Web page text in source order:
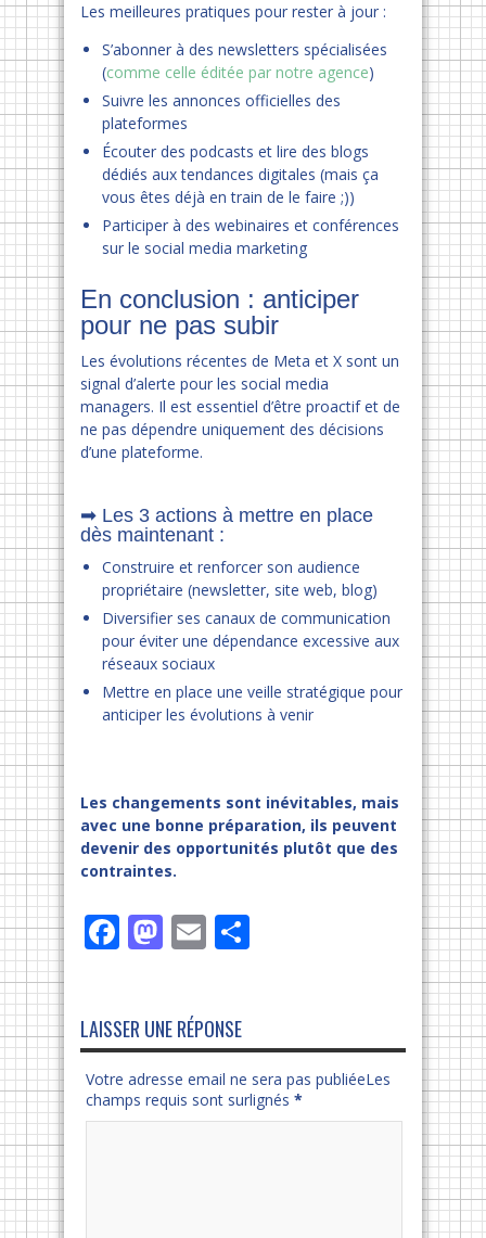
Les meilleures pratiques pour rester à jour :
S’abonner à des newsletters spécialisées
(comme celle éditée par notre agence)
Suivre les annonces officielles des
plateformes
Écouter des podcasts et lire des blogs
dédiés aux tendances digitales (mais ça
vous êtes déjà en train de le faire ;))
Participer à des webinaires et conférences
sur le social media marketing
En conclusion : anticiper
pour ne pas subir
Les évolutions récentes de Meta et X sont un
signal d’alerte pour les social media
managers. Il est essentiel d’être proactif et de
ne pas dépendre uniquement des décisions
d’une plateforme.
➡ Les 3 actions à mettre en place
dès maintenant :
Construire et renforcer son audience
propriétaire (newsletter, site web, blog)
Diversifier ses canaux de communication
pour éviter une dépendance excessive aux
réseaux sociaux
Mettre en place une veille stratégique pour
anticiper les évolutions à venir
Les changements sont inévitables, mais
avec une bonne préparation, ils peuvent
devenir des opportunités plutôt que des
contraintes.
Facebook
Mastodon
Email
LAISSER UNE RÉPONSE
Votre adresse email ne sera pas publiéeLes
champs requis sont surlignés *